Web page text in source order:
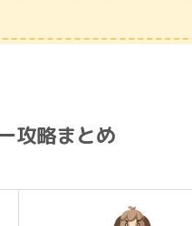
攻略まとめ